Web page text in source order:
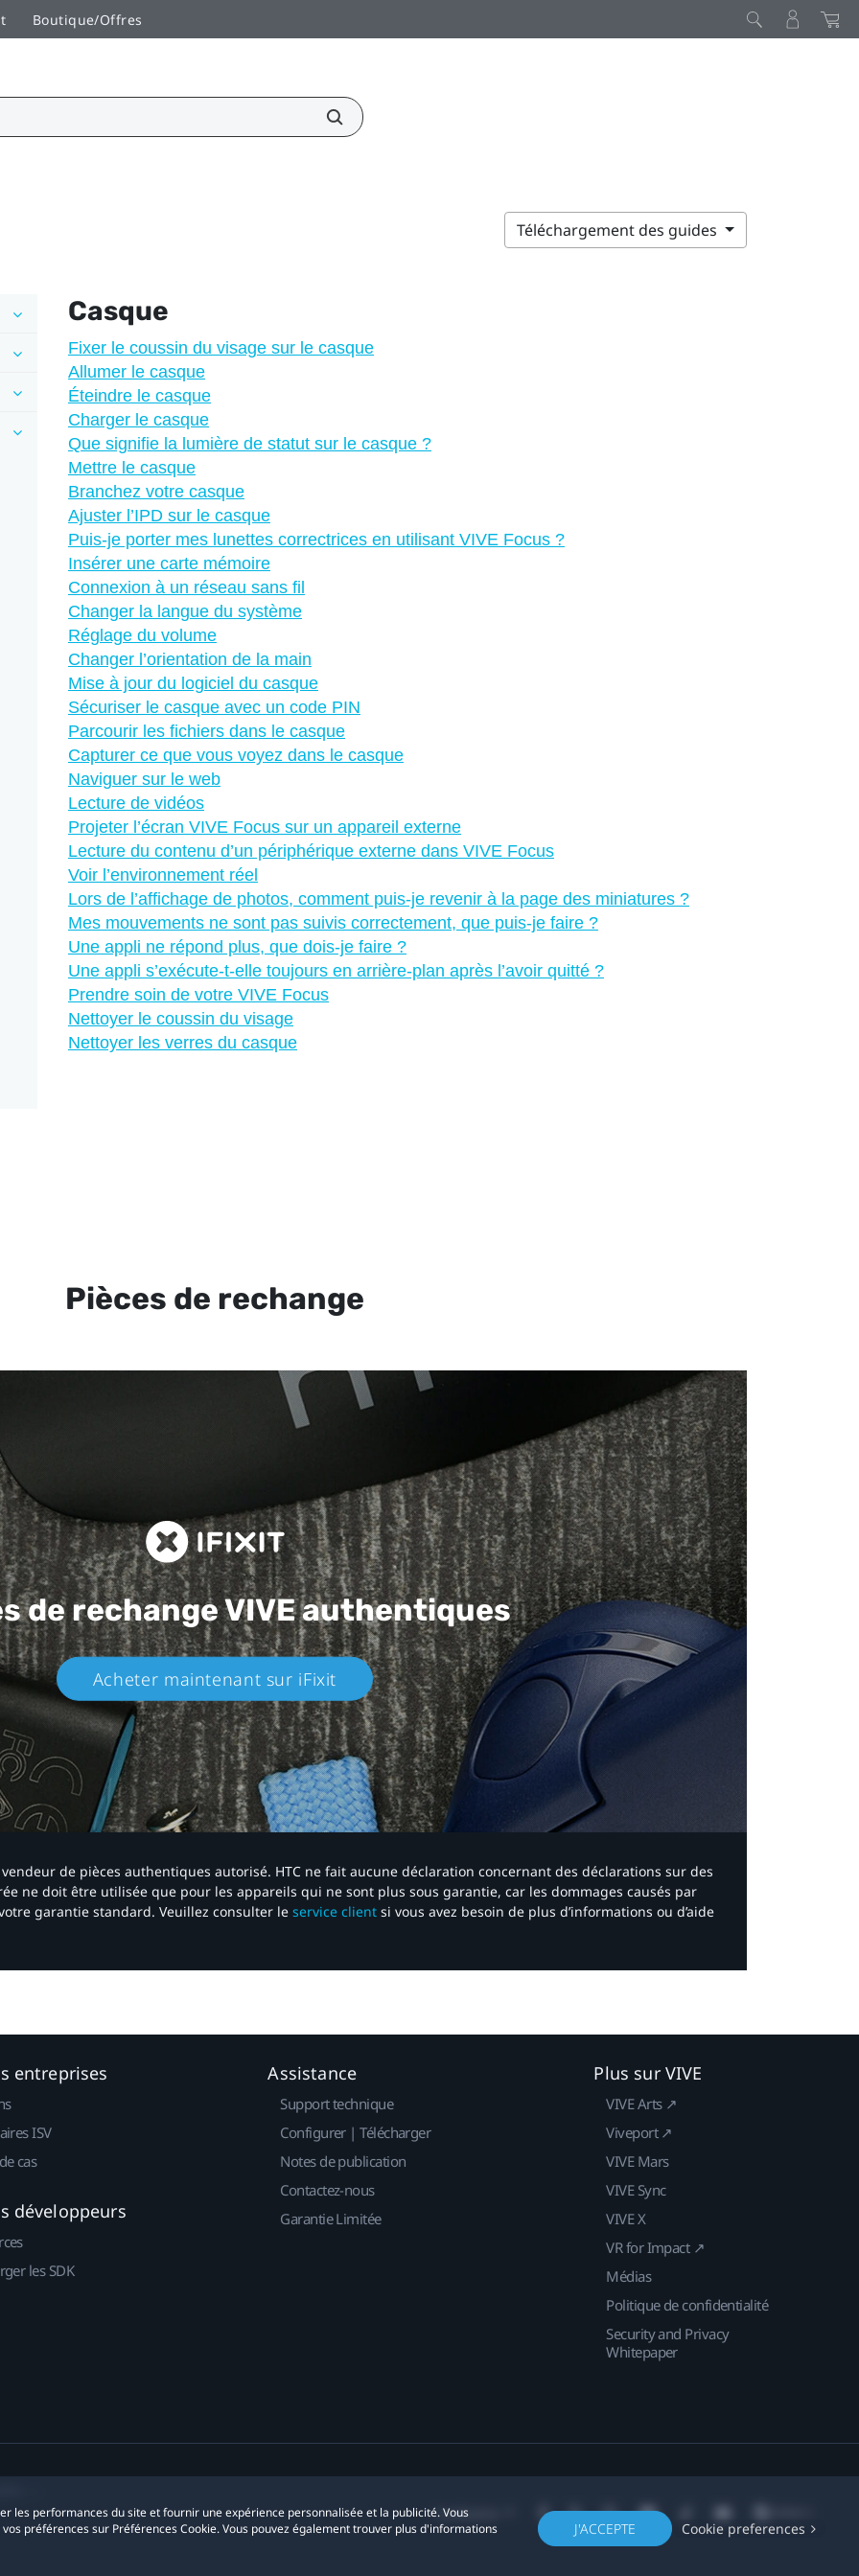
Boutique/Offres
Téléchargement des guides
Casque
Fixer le coussin du visage sur le casque
Allumer le casque
Éteindre le casque
Charger le casque
Que signifie la lumière de statut sur le casque ?
Mettre le casque
Branchez votre casque
Ajuster l’IPD sur le casque
Puis-je porter mes lunettes correctrices en utilisant VIVE Focus ?
Insérer une carte mémoire
Connexion à un réseau sans fil
Changer la langue du système
Réglage du volume
Changer l’orientation de la main
Mise à jour du logiciel du casque
Sécuriser le casque avec un code PIN
Parcourir les fichiers dans le casque
Capturer ce que vous voyez dans le casque
Naviguer sur le web
Lecture de vidéos
Projeter l’écran VIVE Focus sur un appareil externe
Lecture du contenu d’un périphérique externe dans VIVE Focus
Voir l’environnement réel
Lors de l’affichage de photos, comment puis-je revenir à la page des miniatures ?
Mes mouvements ne sont pas suivis correctement, que puis-je faire ?
Une appli ne répond plus, que dois-je faire ?
Une appli s’exécute-t-elle toujours en arrière-plan après l’avoir quitté ?
Prendre soin de votre VIVE Focus
Nettoyer le coussin du visage
Nettoyer les verres du casque
Pièces de rechange
de rechangeVIVE authentiques​
Acheter maintenant sur iFixit​
de pièces authentiques autorisé. HTC ne fait aucune déclaration concernant des déclarations sur des
ne doit être utilisée que pour les appareils qui ne sont plus sous garantie, car les dommages causés par
garantie standard. Veuillez consulter le service client si vous avez besoin de plus d’informations ou d’aide
les performances du site et fournir une expérience personnalisée et la publicité. Vous
préférences sur Préférences Cookie. Vous pouvez également trouver plus d'informations
J'ACCEPTE Cookie preferences
entreprises
ISV
cas
développeurs
les SDK
Assistance
Support technique
Configurer | Télécharger
Notes de publication
Contactez-nous
Garantie Limitée
Plus sur VIVE
VIVE Arts ↗
Viveport ↗
VIVE Mars
VIVE Sync
VIVE X
VR for Impact ↗
Médias
Politique de confidentialité
Security and Privacy
Whitepaper
Localisation